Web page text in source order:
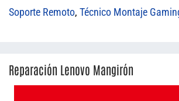
Soporte Remoto, Técnico Montaje
Reparación Lenovo Mangirón